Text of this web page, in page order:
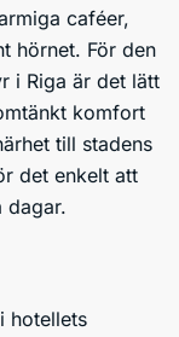
caféer,
hörnet. För den
i Riga är det lätt
komfort
till stadens
det enkelt att
dagar.
hotellets